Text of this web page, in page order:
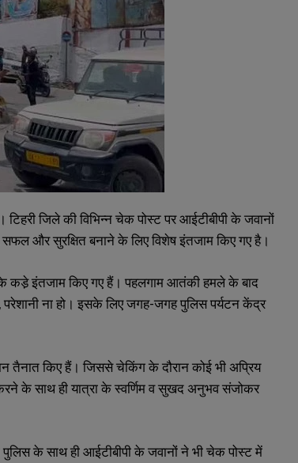
जिले की विभिन्न चेक पोस्ट पर आईटीबीपी के जवानों
सफल और सुरक्षित बनाने के लिए विशेष इंतजाम किए गए है।
के कडे़ इंतजाम किए गए हैं। पहलगाम आतंकी हमले के बाद
परेशानी ना हो। इसके लिए जगह-जगह पुलिस पर्यटन केंद्र
तैनात किए हैं। जिससे चेकिंग के दौरान कोई भी अप्रिय
के साथ ही यात्रा के स्वर्णिम व सुखद अनुभव संजोकर
पुलिस के साथ ही आईटीबीपी के जवानों ने भी चेक पोस्ट में